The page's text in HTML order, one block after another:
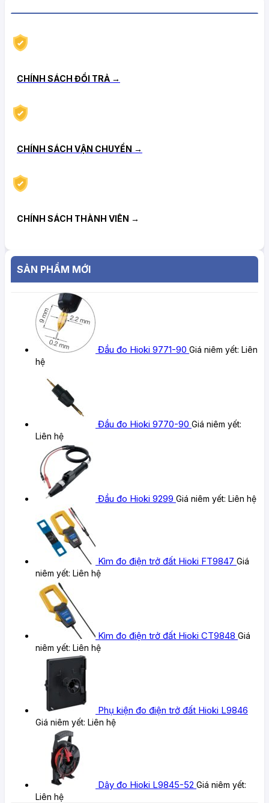
CHÍNH SÁCH ĐỔI TRẢ →
CHÍNH SÁCH VẬN CHUYỂN →
CHÍNH SÁCH THÀNH VIÊN →
SẢN PHẨM MỚI
Đầu đo Hioki 9771-90 Giá niêm yết: Liên
hệ
Đầu đo Hioki 9770-90 Giá niêm yết:
Liên hệ
Đầu đo Hioki 9299 Giá niêm yết: Liên hệ
Kìm đo điện trở đất Hioki FT9847 Giá
niêm yết: Liên hệ
Kìm đo điện trở đất Hioki CT9848 Giá
niêm yết: Liên hệ
Phụ kiện đo điện trở đất Hioki L9846
Giá niêm yết: Liên hệ
Dây đo Hioki L9845-52 Giá niêm yết:
Liên hệ